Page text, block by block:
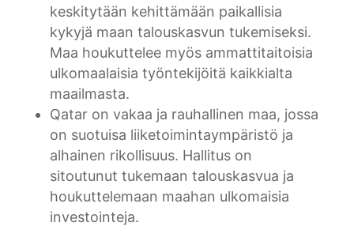
keskitytään kehittämään paikallisia
kykyjä maan talouskasvun tukemiseksi.
Maa houkuttelee myös ammattitaitoisia
ulkomaalaisia työntekijöitä kaikkialta
maailmasta.
Qatar on vakaa ja rauhallinen maa, jossa
on suotuisa liiketoimintaympäristö ja
alhainen rikollisuus. Hallitus on
sitoutunut tukemaan talouskasvua ja
houkuttelemaan maahan ulkomaisia
investointeja.